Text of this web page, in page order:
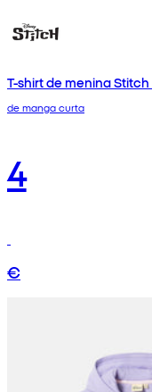
T-shirt de menina
de manga curta
4
€